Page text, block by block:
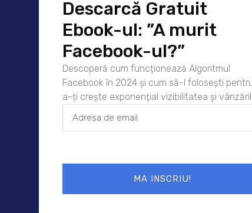
Ziua
Categorii
Cariera
Coaching
Descarcă Gratuit
Ebook-ul: ”A murit
Facebook-ul?”
Descoperă cum funcționează Algoritmul
Facebook în 2024 și cum să-l folosești
a-ți crește exponențial vizibilitatea și
MA INSCRIU!